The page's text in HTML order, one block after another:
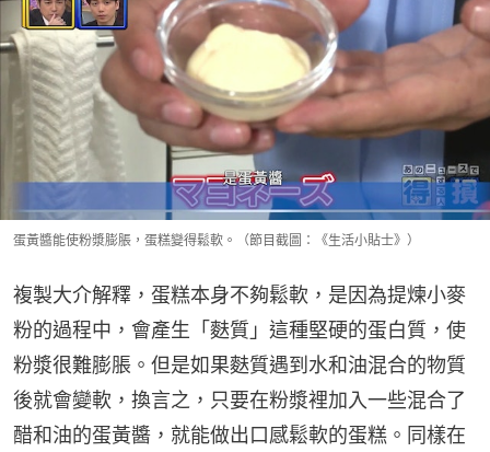
蛋黃醬能使粉漿膨脹，蛋糕變得鬆軟。（節目截圖：《生活小貼士》）
複製大介解釋，蛋糕本身不夠鬆軟，是因為提煉小麥
粉的過程中，會產生「麩質」這種堅硬的蛋白質，使
粉漿很難膨脹。但是如果麩質遇到水和油混合的物質
後就會變軟，換言之，只要在粉漿裡加入一些混合了
醋和油的蛋黃醬，就能做出口感鬆軟的蛋糕。同樣在